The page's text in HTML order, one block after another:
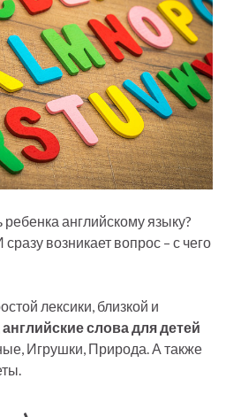
английскому языку?
возникает вопрос – с чего
лексики, близкой и
английские слова для детей
Игрушки, Природа. А также